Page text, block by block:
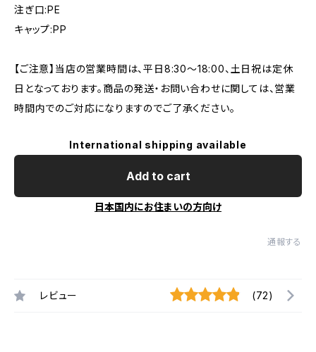
注ぎ口:PE
キャップ:PP
【ご注意】当店の営業時間は、平日8:30～18:00、土日祝は定休
日となっております。商品の発送・お問い合わせに関しては、営業
時間内でのご対応になりますのでご了承ください。
International shipping available
Add to cart
日本国内にお住まいの方向け
通報する
レビュー (72)